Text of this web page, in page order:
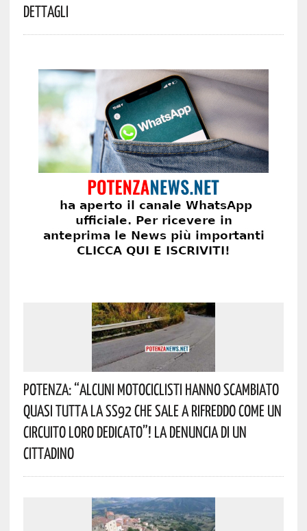
Dettagli
Potenza: “alcuni Motociclisti Hanno Scambiato
Quasi Tutta La SS92 Che Sale A Rifreddo Come Un
Circuito Loro Dedicato”! La Denuncia Di Un
Cittadino